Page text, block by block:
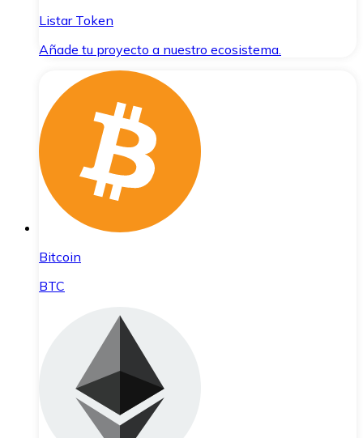
Listar Token
Añade tu proyecto a nuestro ecosistema.
Bitcoin
BTC